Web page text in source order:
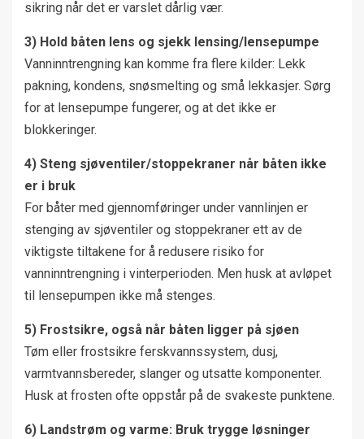
sikring når det er varslet dårlig vær.
3) Hold båten lens og sjekk lensing/lensepumpe
Vanninntrengning kan komme fra flere kilder: Lekk
pakning, kondens, snøsmelting og små lekkasjer. Sørg
for at lensepumpe fungerer, og at det ikke er
blokkeringer.
4) Steng sjøventiler/stoppekraner når båten ikke
er i bruk
For båter med gjennomføringer under vannlinjen er
stenging av sjøventiler og stoppekraner ett av de
viktigste tiltakene for å redusere risiko for
vanninntrengning i vinterperioden. Men husk at avløpet
til lensepumpen ikke må stenges.
5) Frostsikre, også når båten ligger på sjøen
Tøm eller frostsikre ferskvannssystem, dusj,
varmtvannsbereder, slanger og utsatte komponenter.
Husk at frosten ofte oppstår på de svakeste punktene.
6) Landstrøm og varme: Bruk trygge løsninger